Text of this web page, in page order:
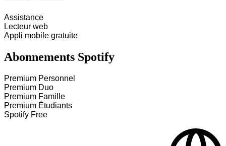
Assistance
Lecteur web
Appli mobile gratuite
Abonnements Spotify
Premium Personnel
Premium Duo
Premium Famille
Premium Étudiants
Spotify Free